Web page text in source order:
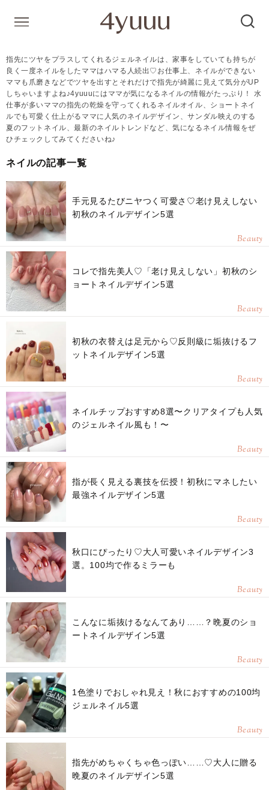
指先にツヤをプラスしてくれるジェルネイルは、家事をしていても持ちが
良く一度ネイルをしたママはハマる人続出♡お仕事上、ネイルができない
ママも爪磨きなどでツヤを出すとそれだけで指先が綺麗に見えて気分がUP
しちゃいますよね♪4yuuuにはママが気になるネイルの情報がたっぷり！ 水
仕事が多いママの指先の乾燥を守ってくれるネイルオイル、ショートネイ
ルでも可愛く仕上がるママに人気のネイルデザイン、サンダル映えのする
夏のフットネイル、最新のネイルトレンドなど、気になるネイル情報をぜ
ひチェックしてみてくださいね♪
ネイルの記事一覧
手元見るたびニヤつく可愛さ♡老け見えしない
初秋のネイルデザイン5選
Beauty
コレで指先美人♡「老け見えしない」初秋のシ
ョートネイルデザイン5選
Beauty
初秋の衣替えは足元から♡反則級に垢抜けるフ
ットネイルデザイン5選
Beauty
ネイルチップおすすめ8選〜クリアタイプも人気
のジェルネイル風も！〜
Beauty
指が長く見える裏技を伝授！初秋にマネしたい
最強ネイルデザイン5選
Beauty
秋口にぴったり♡大人可愛いネイルデザイン3
選。100均で作るミラーも
Beauty
こんなに垢抜けるなんてあり……？晩夏のショ
ートネイルデザイン5選
Beauty
1色塗りでおしゃれ見え！秋におすすめの100均
ジェルネイル5選
Beauty
指先がめちゃくちゃ色っぽい……♡大人に贈る
晩夏のネイルデザイン5選